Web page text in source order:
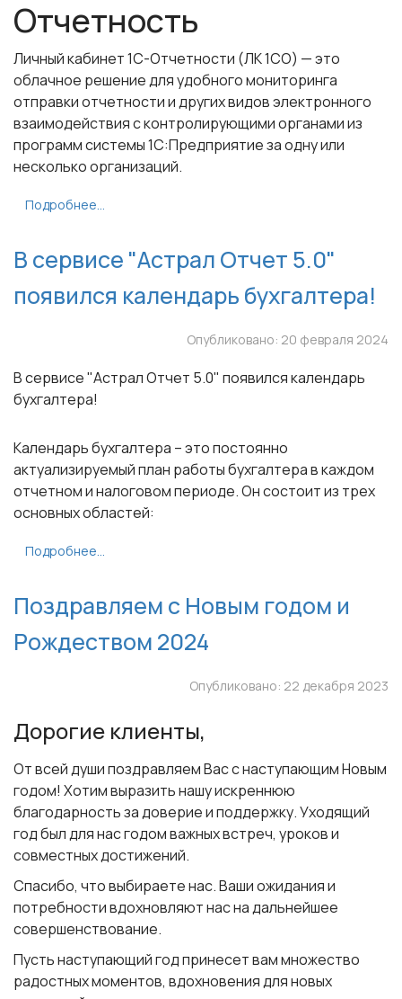
Отчетность
Личный кабинет 1С-Отчетности (ЛК 1СО) — это
облачное решение для удобного мониторинга
отправки отчетности и других видов электронного
взаимодействия с контролирующими органами из
программ системы 1С:Предприятие за одну или
несколько организаций.
Подробнее...
В сервисе "Астрал Отчет 5.0"
появился календарь бухгалтера!
Опубликовано: 20 февраля 2024
В сервисе "Астрал Отчет 5.0" появился календарь
бухгалтера!
Календарь бухгалтера – это постоянно
актуализируемый план работы бухгалтера в каждом
отчетном и налоговом периоде. Он состоит из трех
основных областей:
Подробнее...
Поздравляем с Новым годом и
Рождеством 2024
Опубликовано: 22 декабря 2023
Дорогие клиенты,
От всей души поздравляем Вас с наступающим Новым
годом! Хотим выразить нашу искреннюю
благодарность за доверие и поддержку. Уходящий
год был для нас годом важных встреч, уроков и
совместных достижений.
Спасибо, что выбираете нас. Ваши ожидания и
потребности вдохновляют нас на дальнейшее
совершенствование.
Пусть наступающий год принесет вам множество
радостных моментов, вдохновения для новых